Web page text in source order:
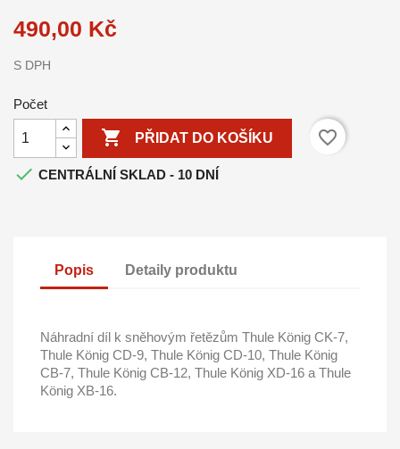
490,00 Kč
S DPH
Počet
 PŘIDAT DO KOŠÍKU
favorite_border
 CENTRÁLNÍ SKLAD - 10 DNÍ
Popis Detaily produktu
Náhradní díl k sněhovým řetězům Thule König CK-7,
Thule König CD-9, Thule König CD-10, Thule König
CB-7, Thule König CB-12, Thule König XD-16 a Thule
König XB-16.